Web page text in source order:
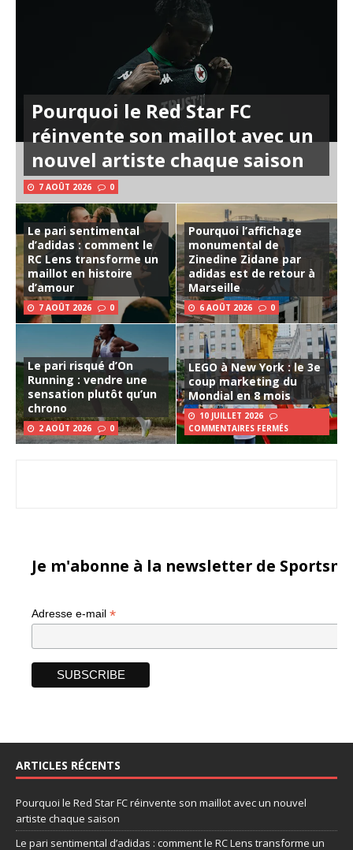
Pourquoi le Red Star FC
réinvente son maillot avec un
nouvel artiste chaque saison
7 AOÛT 2026 0
Le pari sentimental
d’adidas : comment le
RC Lens transforme un
maillot en histoire
d’amour
7 AOÛT 2026 0
Pourquoi l’affichage
monumental de
Zinedine Zidane par
adidas est de retour à
Marseille
6 AOÛT 2026 0
Le pari risqué d’On
Running : vendre une
sensation plutôt qu’un
chrono
2 AOÛT 2026 0
LEGO à New York : le 3e
coup marketing du
Mondial en 8 mois
10 JUILLET 2026
COMMENTAIRES FERMÉS
Je m'abonne à la newsletter de
Adresse e-mail *
ARTICLES RÉCENTS
Pourquoi le Red Star FC réinvente son maillot avec un nouvel
artiste chaque saison
Le pari sentimental d’adidas : comment le RC Lens transforme un